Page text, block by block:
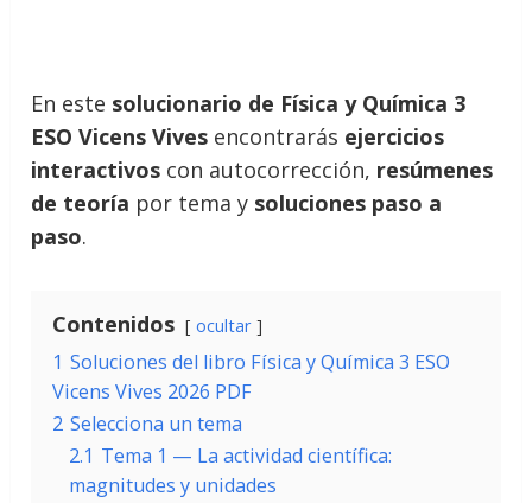
En este solucionario de Física y Química 3
ESO Vicens Vives encontrarás ejercicios
interactivos con autocorrección, resúmenes
de teoría por tema y soluciones paso a
paso.
Contenidos ocultar
1 Soluciones del libro Física y Química 3 ESO
Vicens Vives 2026 PDF
2 Selecciona un tema
2.1 Tema 1 — La actividad científica:
magnitudes y unidades